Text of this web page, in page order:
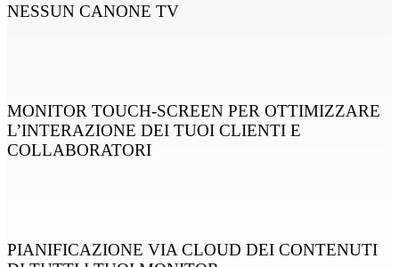
NESSUN CANONE TV
MONITOR TOUCH-SCREEN PER OTTIMIZZARE
L’INTERAZIONE DEI TUOI CLIENTI E
COLLABORATORI
PIANIFICAZIONE VIA CLOUD DEI CONTENUTI